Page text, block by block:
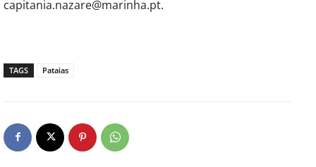
capitania.nazare@marinha.pt.
TAGS Pataias